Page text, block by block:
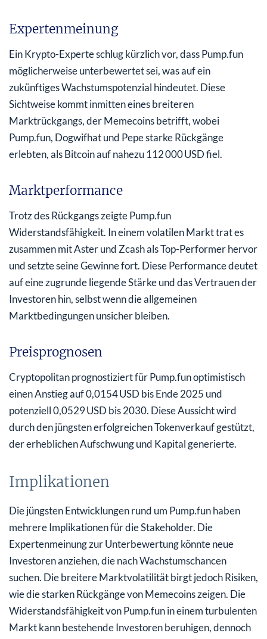
Expertenmeinung
Ein Krypto-Experte schlug kürzlich vor, dass Pump.fun
möglicherweise unterbewertet sei, was auf ein
zukünftiges Wachstumspotenzial hindeutet. Diese
Sichtweise kommt inmitten eines breiteren
Marktrückgangs, der Memecoins betrifft, wobei
Pump.fun, Dogwifhat und Pepe starke Rückgänge
erlebten, als Bitcoin auf nahezu 112 000 USD fiel.
Marktperformance
Trotz des Rückgangs zeigte Pump.fun
Widerstandsfähigkeit. In einem volatilen Markt trat es
zusammen mit Aster und Zcash als Top-Performer hervor
und setzte seine Gewinne fort. Diese Performance deutet
auf eine zugrunde liegende Stärke und das Vertrauen der
Investoren hin, selbst wenn die allgemeinen
Marktbedingungen unsicher bleiben.
Preisprognosen
Cryptopolitan prognostiziert für Pump.fun optimistisch
einen Anstieg auf 0,0154 USD bis Ende 2025 und
potenziell 0,0529 USD bis 2030. Diese Aussicht wird
durch den jüngsten erfolgreichen Tokenverkauf gestützt,
der erheblichen Aufschwung und Kapital generierte.
Implikationen
Die jüngsten Entwicklungen rund um Pump.fun haben
mehrere Implikationen für die Stakeholder. Die
Expertenmeinung zur Unterbewertung könnte neue
Investoren anziehen, die nach Wachstumschancen
suchen. Die breitere Marktvolatilität birgt jedoch Risiken,
wie die starken Rückgänge von Memecoins zeigen. Die
Widerstandsfähigkeit von Pump.fun in einem turbulenten
Markt kann bestehende Investoren beruhigen, dennoch